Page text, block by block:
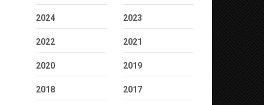
2024 2023
2022 2021
2020 2019
2018 2017